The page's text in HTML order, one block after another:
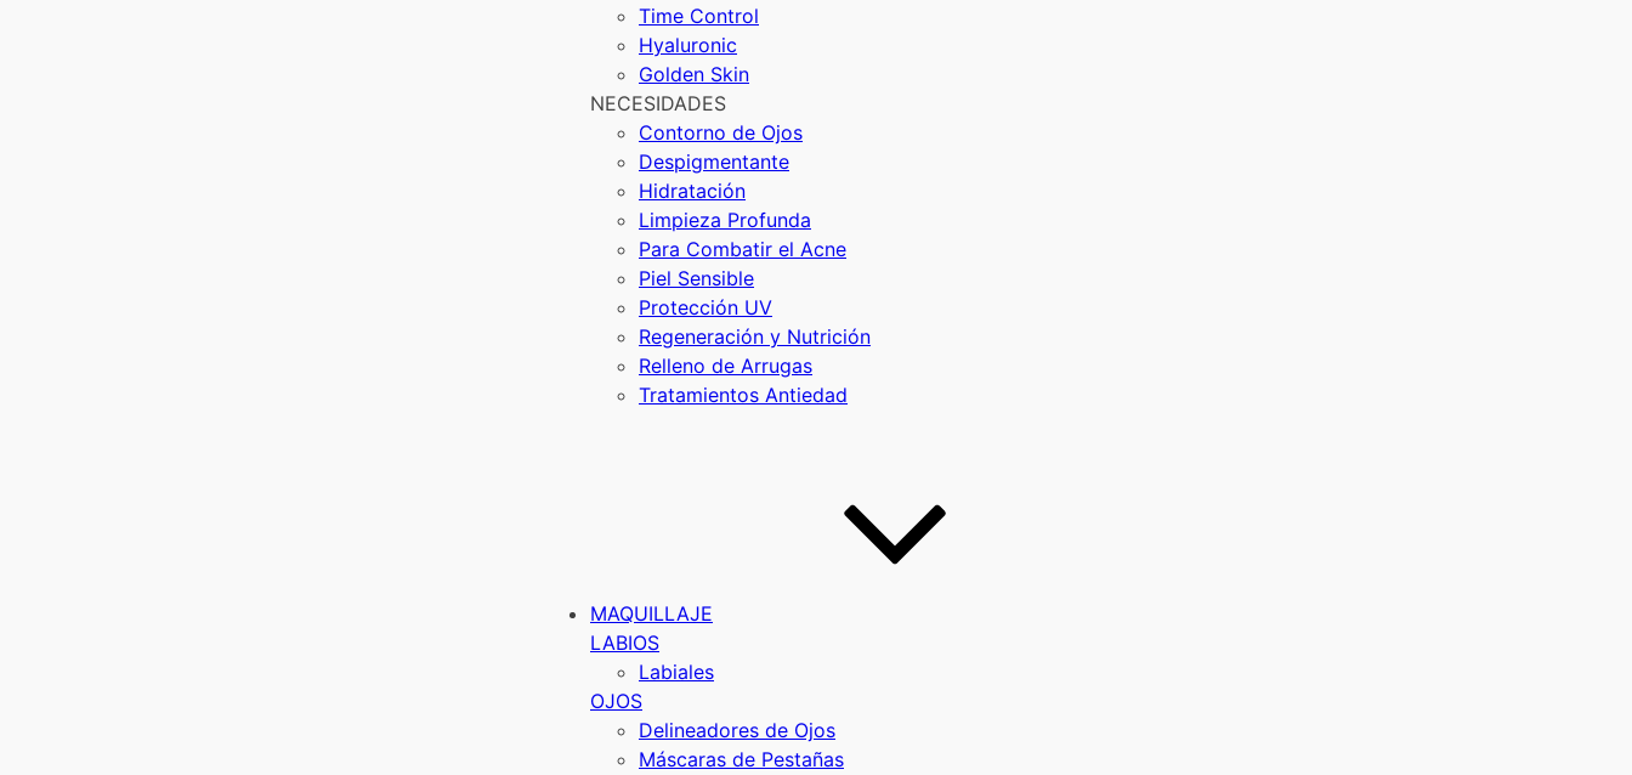
Time Control
Hyaluronic
Golden Skin
NECESIDADES
Contorno de Ojos
Despigmentante
Hidratación
Limpieza Profunda
Para Combatir el Acne
Piel Sensible
Protección UV
Regeneración y Nutrición
Relleno de Arrugas
Tratamientos Antiedad
MAQUILLAJE
LABIOS
Labiales
OJOS
Delineadores de Ojos
Máscaras de Pestañas